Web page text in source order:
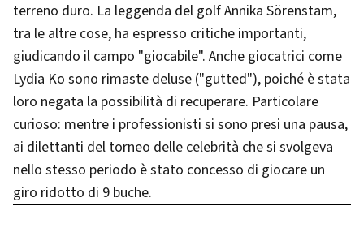
terreno duro. La leggenda del golf Annika Sörenstam,
tra le altre cose, ha espresso critiche importanti,
giudicando il campo "giocabile". Anche giocatrici come
Lydia Ko sono rimaste deluse ("gutted"), poiché è stata
loro negata la possibilità di recuperare. Particolare
curioso: mentre i professionisti si sono presi una pausa,
ai dilettanti del torneo delle celebrità che si svolgeva
nello stesso periodo è stato concesso di giocare un
giro ridotto di 9 buche.